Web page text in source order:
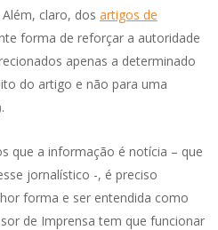
claro, dos artigos de
forma de reforçar a autoridade
apenas a determinado
do artigo e não para uma
que a informação é notícia – que
jornalístico -, é preciso
forma e ser entendida como
de Imprensa tem que funcionar